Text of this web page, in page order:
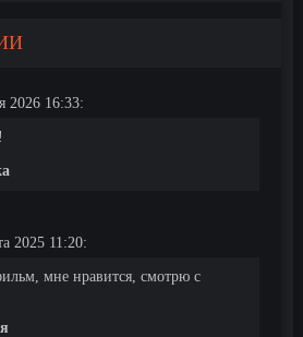
2026 16:33:
2025 11:20:
мне нравится, смотрю с